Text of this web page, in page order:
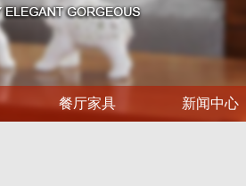
餐厅家具 新闻中心